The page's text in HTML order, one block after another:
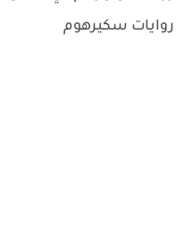
روايات سكيرهوم